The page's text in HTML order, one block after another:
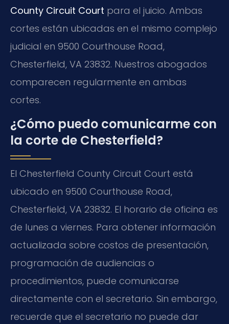
County Circuit Court para el juicio. Ambas
cortes están ubicadas en el mismo complejo
judicial en 9500 Courthouse Road,
Chesterfield, VA 23832. Nuestros abogados
comparecen regularmente en ambas
cortes.
¿Cómo puedo comunicarme con
la corte de Chesterfield?
El Chesterfield County Circuit Court está
ubicado en 9500 Courthouse Road,
Chesterfield, VA 23832. El horario de oficina es
de lunes a viernes. Para obtener información
actualizada sobre costos de presentación,
programación de audiencias o
procedimientos, puede comunicarse
directamente con el secretario. Sin embargo,
recuerde que el secretario no puede dar